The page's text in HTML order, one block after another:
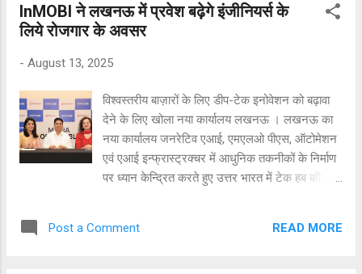
अंत 200 साल बाद हुआ। भारत विश्व का सबसे बड़ा
लोकतंत्र बना। इस तिरंगा रैली में नगर के संभ्रांत लोगों
महंत ने बतया जैसे हम सभी अपने-अपने त्योहार मनाते है,
यह ऐसा अवसर है जब हम सभी देशवासी मिलकर अपने
देश की आजादी का जश्न मनाते है। हमें गर्व है कि हमारा
जन्म स्वतंत्र भारत में हुआ है, हमें अपने देश की एकता और
अखण्डा को बनाए रखते हुए धूमधाम से राष्ट्रीय पर्व मनाना
चाहिए। महंत ने वीर शहीदों को नमन करते हुए कहा हमें
InMOBI ने लखनऊ में प्रवेश बढ़ेगे इंजीनियर्स के
लिये रोजगार के अवसर
- August 13, 2025
विश्वस्तरीय बाज़ारों के लिए डीप-टेक इनोवेशन को बढ़ावा
देने के लिए खोला नया कार्यालय लखनऊ । लखनऊ का
नया कार्यालय जनरेटिव एआई, एमएलओ पीएस, ऑटोमेशन
एवं एआई इन्फ्रास्ट्रक्चर में आधुनिक तकनीकों के निर्माण
पर ध्यान केन्द्रित करते हुए उत्तर भारत में टेक हब की
स्पेशलिस्ट्स को भर्ती करने की योजना बनाई है। इस पहल
Post a Comment READ MORE